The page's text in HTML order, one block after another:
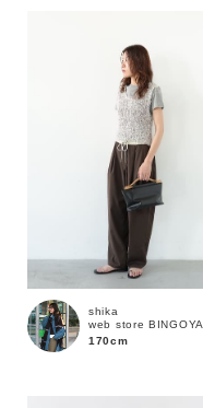
shika
web store BINGOYA
170cm